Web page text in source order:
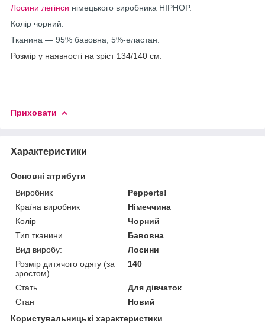
Лосини легінси німецького виробника HIPHOP.
Колір чорний.
Тканина — 95% бавовна, 5%-еластан.
Розмір у наявності на зріст 134/140 см.
Приховати
Характеристики
Основні атрибути
Виробник
Pepperts!
Країна виробник
Німеччина
Колір
Чорний
Тип тканини
Бавовна
Вид виробу:
Лосини
Розмір дитячого одягу (за
зростом)
140
Стать
Для дівчаток
Стан
Новий
Користувальницькі характеристики